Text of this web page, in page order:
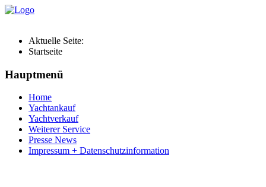
Aktuelle Seite:
Startseite
Hauptmenü
Home
Yachtankauf
Yachtverkauf
Weiterer Service
Presse News
Impressum + Datenschutzinformation